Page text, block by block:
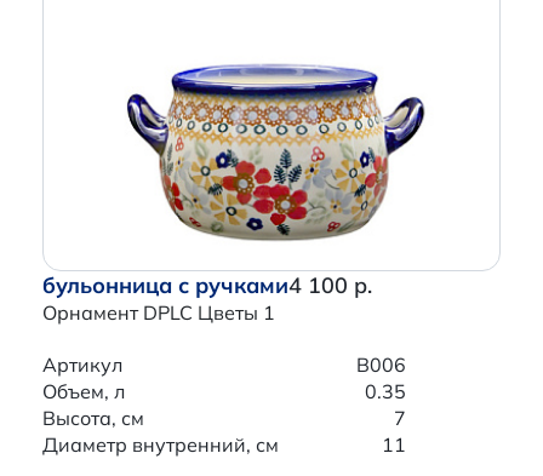
бульонница с ручками
Орнамент DPLC Цветы 1
4 100 р.
Артикул
B006
Объем, л
0.35
Высота, см
7
Диаметр внутренний, см
11